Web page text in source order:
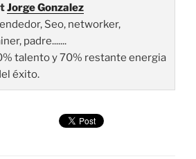
Jorge Gonzalez
Seo, networker,
padre.......
talento y 70% restante energia
éxito.